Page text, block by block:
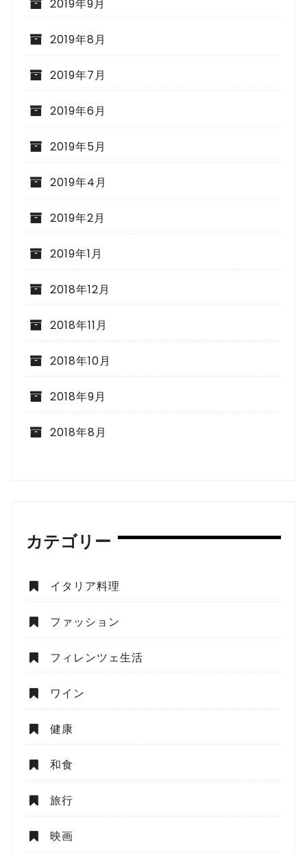
2019年9月
2019年8月
2019年7月
2019年6月
2019年5月
2019年4月
2019年2月
2019年1月
2018年12月
2018年11月
2018年10月
2018年9月
2018年8月
カテゴリー
イタリア料理
ファッション
フィレンツェ生活
ワイン
健康
和食
旅行
映画